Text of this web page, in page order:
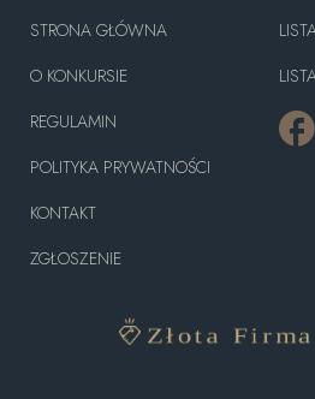
STRONA GŁÓWNA
O KONKURSIE
REGULAMIN
POLITYKA PRYWATNOŚCI
KONTAKT
ZGŁOSZENIE